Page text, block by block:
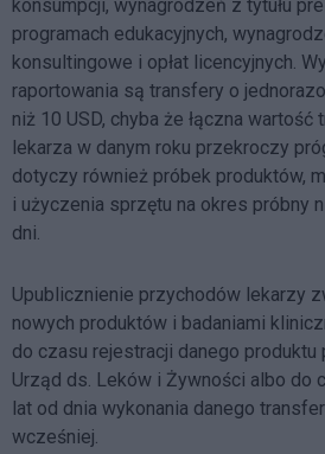
konsumpcji, wynagrodzeń z tytułu
programach edukacyjnych,
konsultingowe i opłat licencyjnych.
raportowania są transfery o
niż 10 USD, chyba że łączna
lekarza w danym roku przekroczy
dotyczy również próbek produktów,
i użyczenia sprzętu na okres próbny
dni.
Upublicznienie przychodów lekarzy
nowych produktów i badaniami
do czasu rejestracji danego
Urząd ds. Leków i Żywności albo do
lat od dnia wykonania danego
wcześniej.